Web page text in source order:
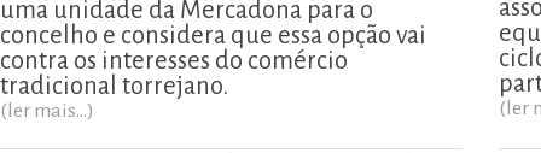
uma unidade da Mercadona para o
concelho e considera que essa opção vai
contra os interesses do comércio
tradicional torrejano.
(ler mais...) (ler